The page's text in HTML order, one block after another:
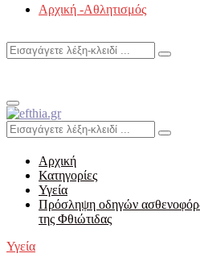
Αρχική -Αθλητισμός
Search
Search
Primary
Menu
Search
for:
Search
Αρχική
Κατηγορίες
Υγεία
Πρόσληψη οδηγών
της Φθιώτιδας
Υγεία